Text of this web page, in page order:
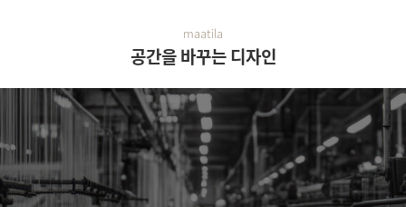
maatila
공간을 바꾸는 디자인